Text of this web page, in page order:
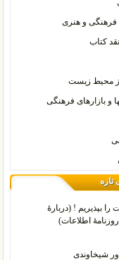
و هنری
کتاب
از محیط زیست
و بازارهای فرهنگی
تازه
بپذیریم ! (دربارۀ
اطلاعات)
شیخاوندی